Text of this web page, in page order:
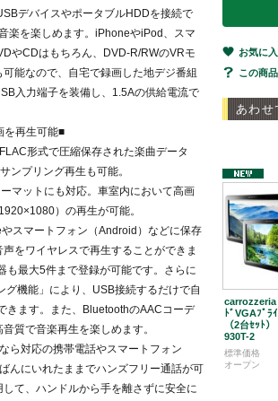
デバイスやポータブルHDDを接続で
楽を楽しめます。iPhoneやiPod、スマ
やCDはもちろん、DVD-R/RWのVRモ
能なので、自宅で録画した地デジ番組
入力端子を装備し、1.5Aの供給電流で
を再生可能■
形式で圧縮保存された楽曲データ
ンプリング再生も可能。
マットにも対応。車室内において高画
）の再生が可能。
スマートフォン（Android）などに保存
をワイヤレスで再生することができま
も最大5件まで登録が可能です。さらに
機能」により、USB接続するだけで自
きます。また、BluetoothのAACコーデ
質で音楽再生を楽しめます。
ら対応の携帯電話やスマートフォン
んにいれたままでハンズフリー通話が可
て、ハンドルから手を離さずに安全に
お気に
この商
あわせ
ﾄﾞVGAﾌﾟﾗ
（2台ｾｯﾄ
930T-2
標準価格
オープン